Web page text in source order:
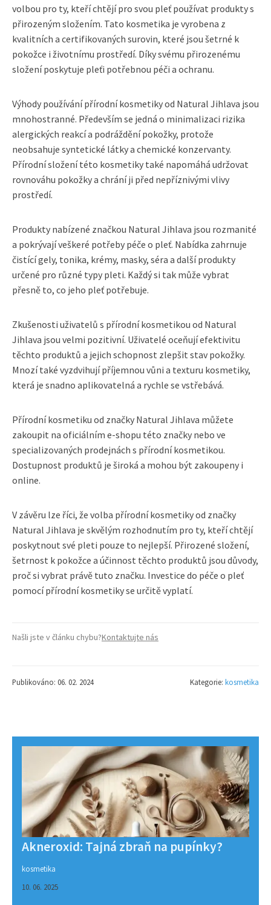
volbou pro ty, kteří chtějí pro svou pleť používat produkty s
přirozeným složením. Tato kosmetika je vyrobena z
kvalitních a certifikovaných surovin, které jsou šetrné k
pokožce i životnímu prostředí. Díky svému přirozenému
složení poskytuje pleťi potřebnou péči a ochranu.
Výhody používání přírodní kosmetiky od Natural Jihlava jsou
mnohostranné. Především se jedná o minimalizaci rizika
alergických reakcí a podráždění pokožky, protože
neobsahuje syntetické látky a chemické konzervanty.
Přírodní složení této kosmetiky také napomáhá udržovat
rovnováhu pokožky a chrání ji před nepříznivými vlivy
prostředí.
Produkty nabízené značkou Natural Jihlava jsou rozmanité
a pokrývají veškeré potřeby péče o pleť. Nabídka zahrnuje
čistící gely, tonika, krémy, masky, séra a další produkty
určené pro různé typy pleti. Každý si tak může vybrat
přesně to, co jeho pleť potřebuje.
Zkušenosti uživatelů s přírodní kosmetikou od Natural
Jihlava jsou velmi pozitivní. Uživatelé oceňují efektivitu
těchto produktů a jejich schopnost zlepšit stav pokožky.
Mnozí také vyzdvihují příjemnou vůni a texturu kosmetiky,
která je snadno aplikovatelná a rychle se vstřebává.
Přírodní kosmetiku od značky Natural Jihlava můžete
zakoupit na oficiálním e-shopu této značky nebo ve
specializovaných prodejnách s přírodní kosmetikou.
Dostupnost produktů je široká a mohou být zakoupeny i
online.
V závěru lze říci, že volba přírodní kosmetiky od značky
Natural Jihlava je skvělým rozhodnutím pro ty, kteří chtějí
poskytnout své pleti pouze to nejlepší. Přirozené složení,
šetrnost k pokožce a účinnost těchto produktů jsou důvody,
proč si vybrat právě tuto značku. Investice do péče o pleť
pomocí přírodní kosmetiky se určitě vyplatí.
Našli jste v článku chybu?Kontaktujte nás
Publikováno: 06. 02. 2024 Kategorie: kosmetika
Akneroxid: Tajná zbraň na pupínky?
kosmetika
10. 06. 2025